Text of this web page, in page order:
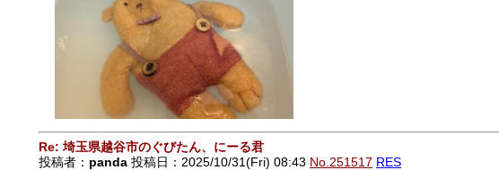
Re: 埼玉県越谷市のぐびたん、にーる君
投稿者： panda 投稿日：2025/10/31(Fri) 08:43 No.251517 RES